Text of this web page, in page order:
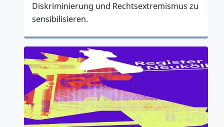
Diskriminierung und Rechtsextremismus zu
sensibilisieren.
Zum Artikel